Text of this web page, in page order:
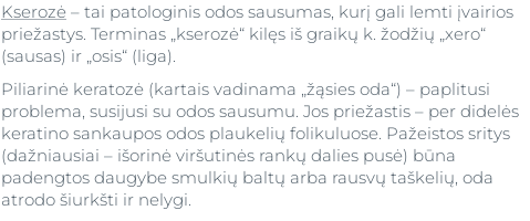
Kserozė – tai patologinis odos sausumas, kurį gali lemti įvairios
priežastys. Terminas „kserozė“ kilęs iš graikų k. žodžių „xero“
(sausas) ir „osis“ (liga).
Piliarinė keratozė (kartais vadinama „žąsies oda“) – paplitusi
problema, susijusi su odos sausumu. Jos priežastis – per didelės
keratino sankaupos odos plaukelių folikuluose. Pažeistos sritys
(dažniausiai – išorinė viršutinės rankų dalies pusė) būna
padengtos daugybe smulkių baltų arba rausvų taškelių, oda
atrodo šiurkšti ir nelygi.